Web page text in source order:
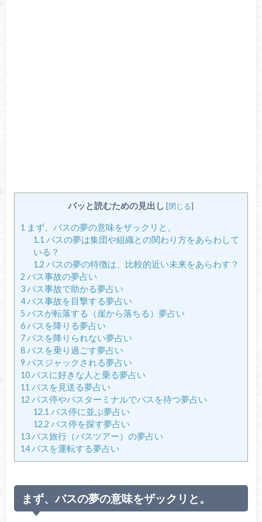
パッと読むための見出し [閉じる]
1まず、バスの夢の意味をザックリと。
1.1バスの夢は集団や組織との関わり方をあらわして
いる？
1.2 バスの夢の特徴は、比較的近い未来をあらわす？
2 バス事故の夢占い
3バス事故で助かる夢占い
4バス事故を目撃する夢占い
5 バスが転落する（崖から落ちる）夢占い
6バスを降りる夢占い
7バスを降りられない夢占い
8バスを乗り過ごす夢占い
9 バスジャックされる夢占い
10バスに好きな人と乗る夢占い
11バスを見送る夢占い
12 バス停やバスターミナルでバスを待つ夢占い
12.1バス停に並ぶ夢占い
12.2 バス停を探す夢占い
13バス旅行（バスツアー）の夢占い
14バスを運転する夢占い
まず、バスの夢の意味をザックリと。